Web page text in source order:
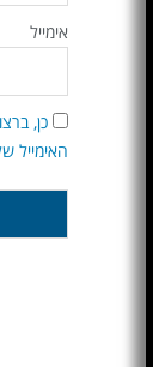
אימייל
כן,
האימייל